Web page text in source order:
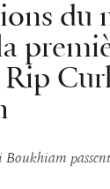
du
Boukhiam